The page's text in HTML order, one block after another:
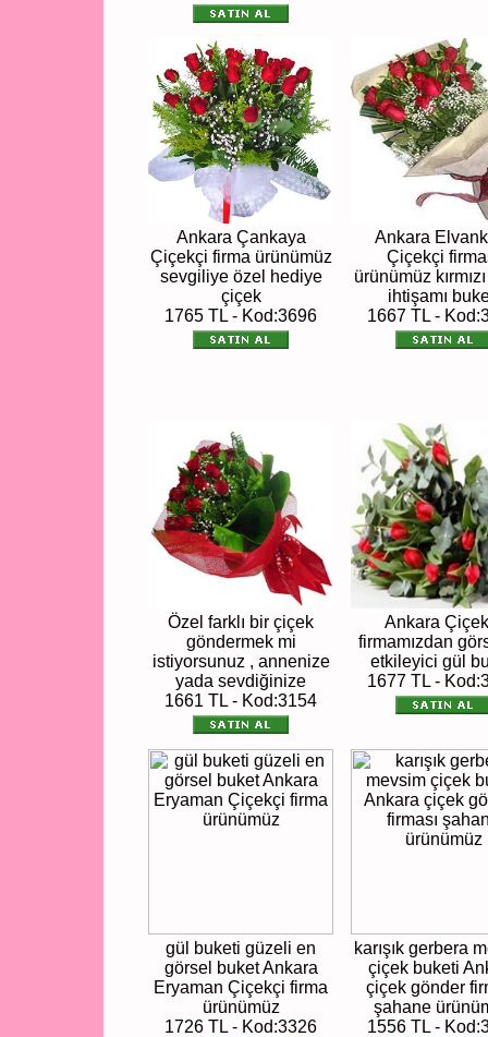
Ankara Çankaya
Çiçekçi firma ürünümüz
sevgiliye özel hediye
çiçek
1765 TL - Kod:3696
Ankara
Çiçekçi
ürünümüz
ihtişamı
1667 TL -
Özel farklı bir çiçek
göndermek mi
istiyorsunuz , annenize
yada sevdiğinize
1661 TL - Kod:3154
Ankara
firmamızdan
etkileyici gül
1677 TL -
gül buketi güzeli en
görsel buket Ankara
Eryaman Çiçekçi firma
ürünümüz
1726 TL - Kod:3326
karışık gerbera
çiçek buketi
çiçek gönder
şahane
1556 TL -